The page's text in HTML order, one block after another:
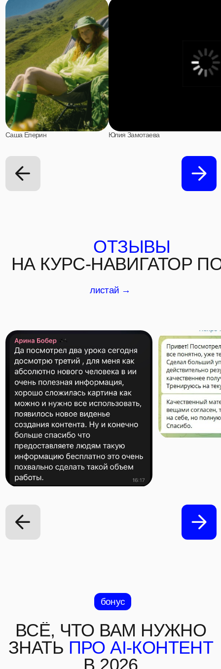
+ доступ к библиотеке знаний 32*AI